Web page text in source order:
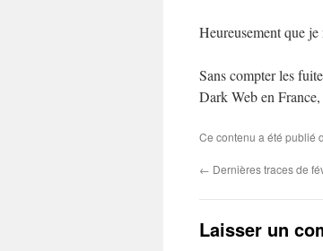
Heureusement que
Sans compter les
Dark Web en
Ce contenu a été publié
← Dernières traces de
Laisser un